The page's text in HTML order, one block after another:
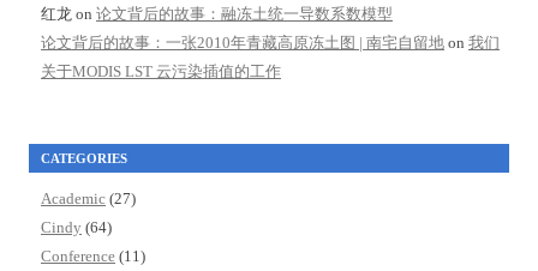
红龙 on 论文背后的故事：融冻土统一导数系数模型
论文背后的故事：一张2010年青藏高原冻土图 | 南宅自留地 on 我们
关于MODIS LST 云污染插值的工作
CATEGORIES
Academic (27)
Cindy (64)
Conference (11)